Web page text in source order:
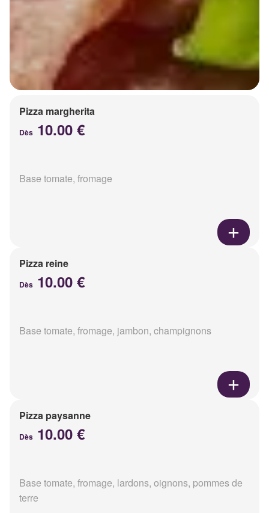
Pizza margherita
Dès 10.00 €
Base tomate, fromage
Pizza reine
Dès 10.00 €
Base tomate, fromage, jambon, champignons
Pizza paysanne
Dès 10.00 €
Base tomate, fromage, lardons, oignons, pommes de
terre